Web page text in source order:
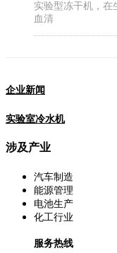
实验型冻干机，在
血清
企业新闻
实验室冷水机
涉及产业
汽车制造
能源管理
电池生产
化工行业
服务热线